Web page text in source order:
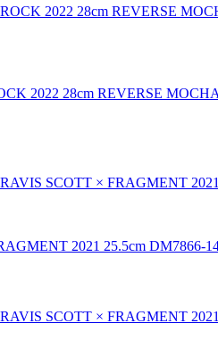
2022 28cm REVERSE
2021 25.5cm